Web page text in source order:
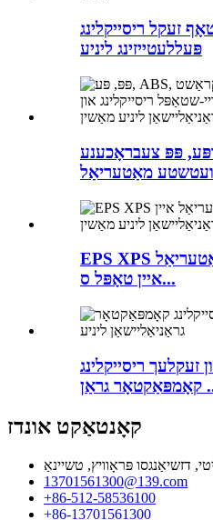
זעקל ריסייקלינג
פּעללעטייזינג ליניע
פּפּ צעבראָכענע
EPS XPS פּינע מאַטעריאַלן מאַטעריאַל
איין טאָפּל ס...
זעקלעך ריסייקלינג
...
קאָנטאַקט אונדז
דזשיאַנגסו פּראָוויץ, טשיינאַ
13701561300@139.com
+86-512-58536100
+86-13701561300